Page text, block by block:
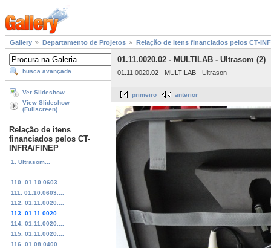
Gallery Departamento de Projetos Relação de itens financiados pelos CT-
busca avançada
Ver Slideshow
View Slideshow
(Fullscreen)
Relação de itens
financiados pelos CT-
INFRA/FINEP
1. Ultrasom...
110. 01.10.0603....
111. 01.10.0603....
112. 01.11.0020....
113. 01.11.0020....
114. 01.11.0020....
115. 01.11.0020....
116. 01.08.0400....
01.11.0020.02 - MULTILAB - Ultrasom (2)
01.11.0020.02 - MULTILAB - Ultrason
primeiro anterior